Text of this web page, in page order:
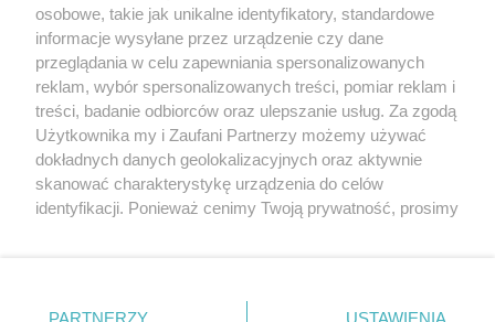
Nie zapomnij
zapoznać się z:
polityką prywatności regulamin korzystania z portali
Twojemiasto
Piekary Śląskie
Chorzów
Tarnowskie Góry
Gliwice
Skontakuj sięz nami
Kontakt
Wydawca
Redakcja
osobowe, takie jak unikalne identyfikatory, standardowe
informacje wysyłane przez urządzenie czy dane
przeglądania w celu zapewniania spersonalizowanych
reklam, wybór spersonalizowanych treści, pomiar reklam i
treści, badanie odbiorców oraz ulepszanie usług. Za zgodą
Użytkownika my i Zaufani Partnerzy możemy używać
dokładnych danych geolokalizacyjnych oraz aktywnie
skanować charakterystykę urządzenia do celów
identyfikacji. Ponieważ cenimy Twoją prywatność, prosimy
prywatności znajdujący się w lewym dolnym rogu strony
PARTNERZY USTAWIENIA